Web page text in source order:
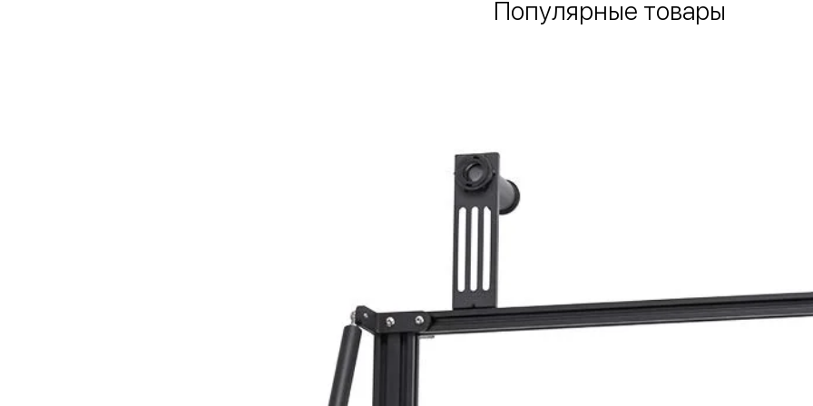
Популярные товары